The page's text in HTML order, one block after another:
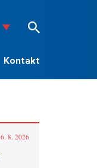
Kontakt
6. 8. 2026